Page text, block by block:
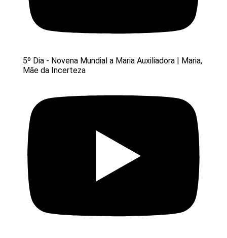
5º Dia - Novena Mundial a Maria Auxiliadora | Maria,
Mãe da Incerteza